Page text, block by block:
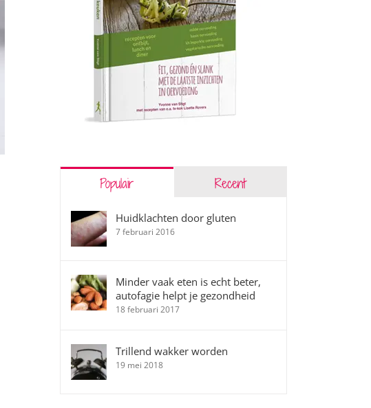
Populair Recent
Huidklachten door gluten
7 februari 2016
Minder vaak eten is echt beter,
autofagie helpt je gezondheid
18 februari 2017
Trillend wakker worden
19 mei 2018